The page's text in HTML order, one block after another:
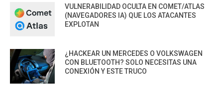
VULNERABILIDAD OCULTA EN COMET/ATLAS
(NAVEGADORES IA) QUE LOS ATACANTES
EXPLOTAN
¿HACKEAR UN MERCEDES O VOLKSWAGEN
CON BLUETOOTH? SOLO NECESITAS UNA
CONEXIÓN Y ESTE TRUCO